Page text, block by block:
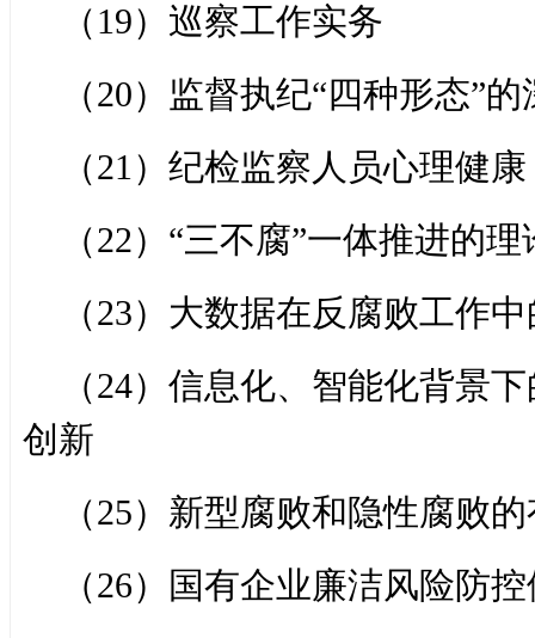
（19）巡察工作实务
（20）监督执纪“四种形态”
（21）纪检监察人员心理健康
（22）“三不腐”一体推进的
（23）大数据在反腐败工作
（24）信息化、智能化背景
创新
（25）新型腐败和隐性腐败
（26）国有企业廉洁风险防